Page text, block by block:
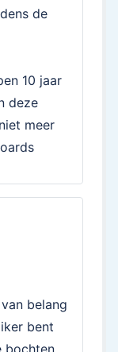
de
10 jaar
deze
meer
belang
bent
bochten